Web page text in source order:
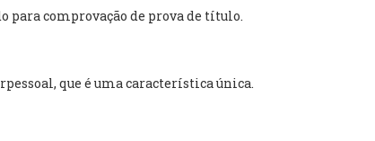
para comprovação de prova de título.
que é uma característica única.